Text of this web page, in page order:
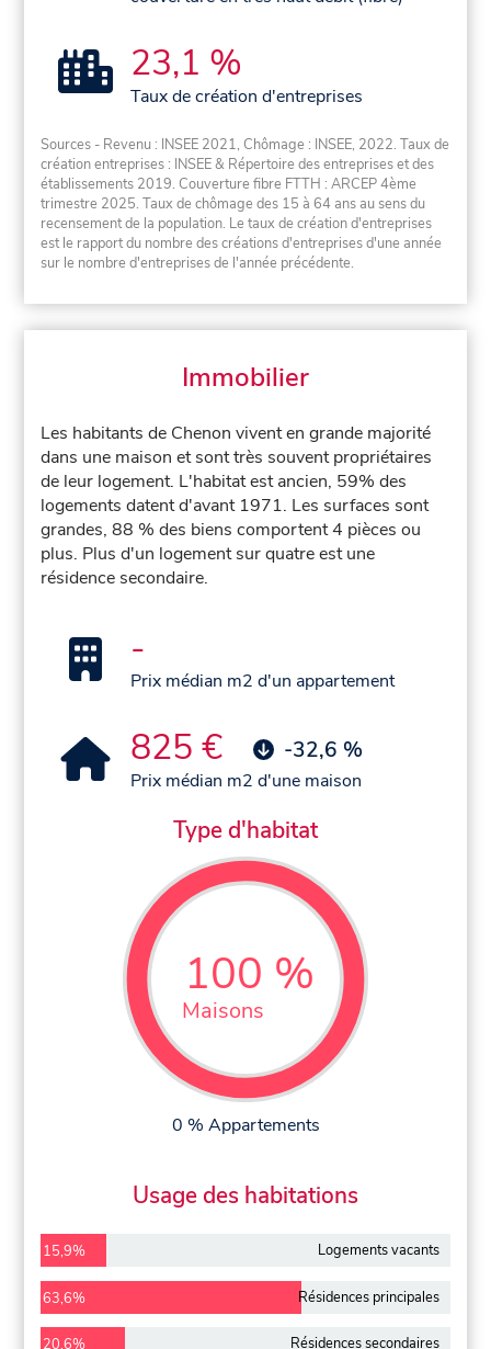
23,1 %
Taux de création d'entreprises
Sources - Revenu : INSEE 2021, Chômage : INSEE, 2022. Taux de
création entreprises : INSEE & Répertoire des entreprises et des
établissements 2019. Couverture fibre FTTH : ARCEP 4ème
trimestre 2025. Taux de chômage des 15 à 64 ans au sens du
recensement de la population. Le taux de création d'entreprises
est le rapport du nombre des créations d'entreprises d'une année
sur le nombre d'entreprises de l'année précédente.
Immobilier
Les habitants de Chenon vivent en grande majorité
dans une maison et sont très souvent propriétaires
de leur logement. L'habitat est ancien, 59% des
logements datent d'avant 1971. Les surfaces sont
grandes, 88 % des biens comportent 4 pièces ou
plus. Plus d'un logement sur quatre est une
résidence secondaire.
-
Prix médian m2 d'un appartement
825 € -32,6 %
Prix médian m2 d'une maison
Type d'habitat
100 %
Maisons
0 % Appartements
Usage des habitations
15,9% Logements vacants
63,6% Résidences principales
Résidences secondaires